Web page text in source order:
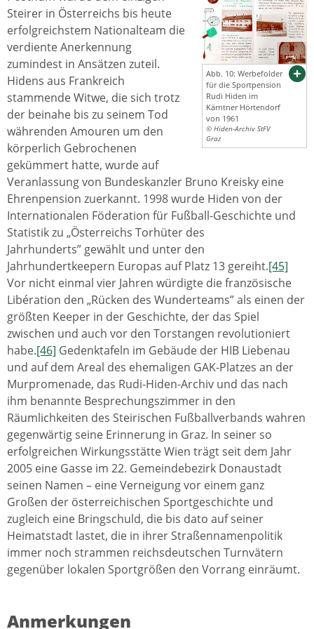
Abb. 10: Werbefolder
für die Sportpension
Rudi Hiden im
Kärntner Hörtendorf
von 1961
© Hiden-Archiv StFV
Graz
Steirer in Österreichs bis heute
erfolgreichstem Nationalteam die
verdiente Anerkennung
zumindest in Ansätzen zuteil.
Hidens aus Frankreich
stammende Witwe, die sich trotz
der beinahe bis zu seinem Tod
währenden Amouren um den
körperlich Gebrochenen
gekümmert hatte, wurde auf
Veranlassung von Bundeskanzler Bruno Kreisky eine
Ehrenpension zuerkannt. 1998 wurde Hiden von der
Internationalen Föderation für Fußball-Geschichte und
Statistik zu „Österreichs Torhüter des
Jahrhunderts” gewählt und unter den
Jahrhundertkeepern Europas auf Platz 13 gereiht.[45]
Vor nicht einmal vier Jahren würdigte die französische
Libération den „Rücken des Wunderteams” als einen der
größten Keeper in der Geschichte, der das Spiel
zwischen und auch vor den Torstangen revolutioniert
habe.[46] Gedenktafeln im Gebäude der HIB Liebenau
und auf dem Areal des ehemaligen GAK-Platzes an der
Murpromenade, das Rudi-Hiden-Archiv und das nach
ihm benannte Besprechungszimmer in den
Räumlichkeiten des Steirischen Fußballverbands wahren
gegenwärtig seine Erinnerung in Graz. In seiner so
erfolgreichen Wirkungsstätte Wien trägt seit dem Jahr
2005 eine Gasse im 22. Gemeindebezirk Donaustadt
seinen Namen – eine Verneigung vor einem ganz
Großen der österreichischen Sportgeschichte und
zugleich eine Bringschuld, die bis dato auf seiner
Heimatstadt lastet, die in ihrer Straßennamenpolitik
immer noch strammen reichsdeutschen Turnvätern
gegenüber lokalen Sportgrößen den Vorrang einräumt.
Anmerkungen